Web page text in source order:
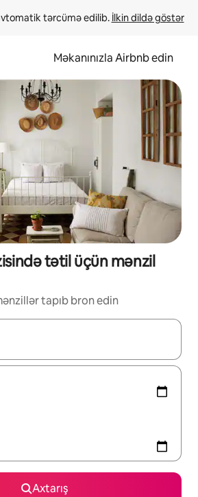
tərcümə edilib. İlkin dildə göstər
Məkanınızla Airbnb edin
tətil üçün mənzil
tapıb bron edin
və aşağı ox düymələri ilə naviqasiya
Axtarış